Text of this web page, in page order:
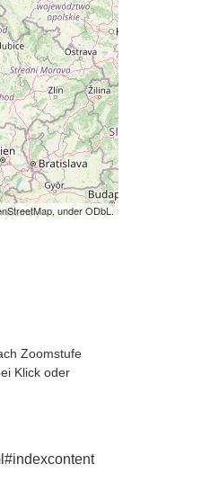
under ODbL.
Zoomstufe
Klick oder